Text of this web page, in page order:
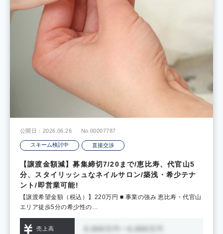
公開日：2026.06.26 No.00007787
スキーム検討中 直接交渉
【譲渡金額減】募集締切7/20まで/恵比寿、代官山5
分、スタイリッシュなネイルサロン/築浅・希少テナ
ント/即営業可能!
【譲渡希望金額（税込）】220万円 ■ 事業の強み 恵比寿・代官山
エリア徒歩5分の希少性の…
売上高